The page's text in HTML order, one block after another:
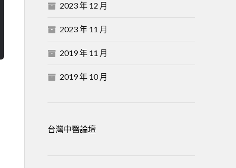
2023 年 12 月
2023 年 11 月
2019 年 11 月
2019 年 10 月
台灣中醫論壇